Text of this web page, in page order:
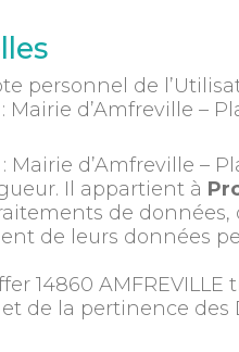
personnel de
: Mairie d’Amfreville –
: Mairie d’Amfreville –
Il appartient à
de
de leurs données
14860
de la pertinence